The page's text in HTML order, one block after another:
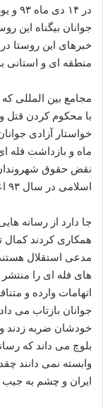
خبرهای این روستا
منطقه ای و استانی
مجامع بین المللی
با محکوم کردن قتل
ماه و بازداشت فله
نقض حقوق
اسلامی در سال ۹۳ اعلام شد.
جا دارد از رسانه
همکاری کردند کمال
مدعی استقلال
های فله ای را منتشر
اتهامات وارده و
جوانان بازتاب می
خودشان ضربه زدند و
بلوچ می داند که
وابسته نمی دانند
ایران و چشم به جیب